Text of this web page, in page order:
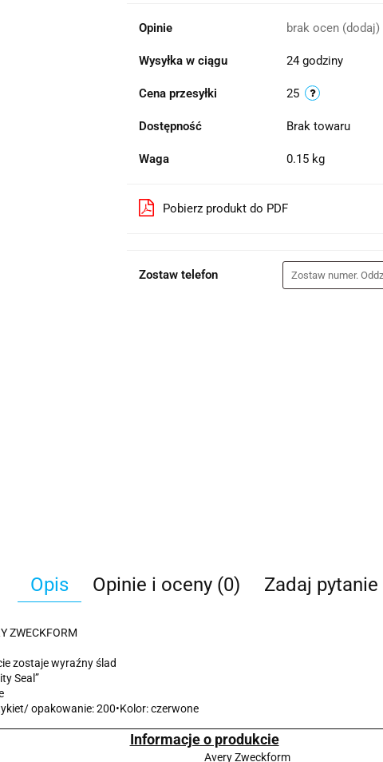
Opinie brak ocen (dodaj)
Wysyłka w ciągu 24 godziny
Cena przesyłki 25
Dostępność Brak towaru
Waga 0.15 kg
Pobierz produkt do PDF
Zostaw telefon
Opis Opinie i oceny (0) Zadaj pytanie
ZWECKFORM
zostaje wyraźny ślad
Seal”
opakowanie: 200•Kolor: czerwone
Informacje o produkcie
Avery Zweckform